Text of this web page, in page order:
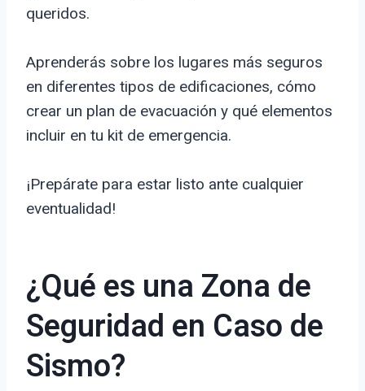
queridos.
Aprenderás sobre los lugares más seguros
en diferentes tipos de edificaciones, cómo
crear un plan de evacuación y qué elementos
incluir en tu kit de emergencia.
¡Prepárate para estar listo ante cualquier
eventualidad!
¿Qué es una Zona de
Seguridad en Caso de
Sismo?